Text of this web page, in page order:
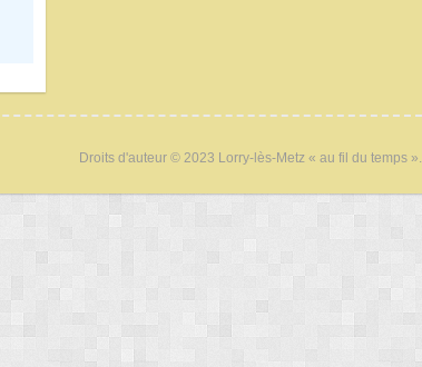
Droits d'auteur © 2023 Lorry-lès-Metz « au fil du temps ».